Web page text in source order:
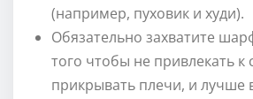
(например, пуховик и худи).
Обязательно захватите
того чтобы не привлекать
прикрывать плечи, и лучше